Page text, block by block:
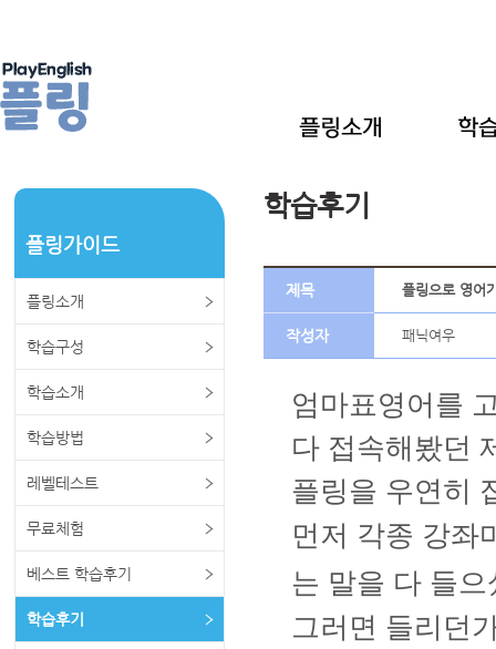
플링가이드
플링소개
학습구성
학습소개
학습방법
레벨테스트
무료체험
베스트 학습후기
학습후기
학습후기
제목 플링으로 영어
작성자 패닉여우
엄마표영어를
다 접속해봤던
플링을 우연히
먼저 각종 강좌
는 말을 다 들
그러면 들리던